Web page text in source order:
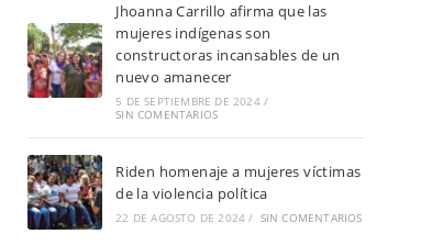
Jhoanna Carrillo afirma que las
mujeres indígenas son
constructoras incansables de un
nuevo amanecer
5 DE SEPTIEMBRE DE 2024 /
SIN COMENTARIOS
Riden homenaje a mujeres víctimas
de la violencia política
22 DE AGOSTO DE 2024 / SIN COMENTARIOS